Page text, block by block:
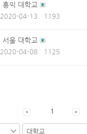
홍익 대학교
2020-04-13 1193
서울 대학교
2020-04-08 1125
1